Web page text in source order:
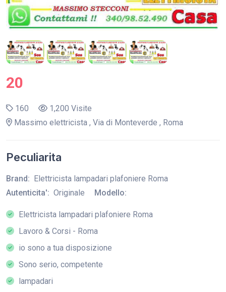
20
160
1,200 Visite
Massimo elettricista , Via di Monteverde , Roma
Peculiarita
Brand: Elettricista lampadari plafoniere Roma
Autenticita': Originale Modello:
Elettricista lampadari plafoniere Roma
Lavoro & Corsi - Roma
io sono a tua disposizione
Sono serio, competente
lampadari